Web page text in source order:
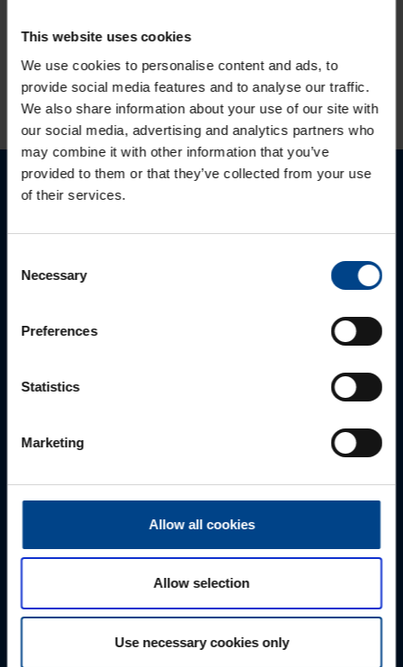
This website uses cookies
We use cookies to personalise content and ads, to
provide social media features and to analyse our traffic.
We also share information about your use of our site with
our social media, advertising and analytics partners who
may combine it with other information that you’ve
provided to them or that they’ve collected from your use
of their services.
Selection
Necessary
Preferences
Statistics
Marketing
Allow all cookies
Allow selection
Use necessary cookies only
HINNANGUD JA MÄRGISTUSED
Palun võtke meiega ühendust
Mark Milvek
+372 56560000
Eesnimi*
Perekonnanimi*